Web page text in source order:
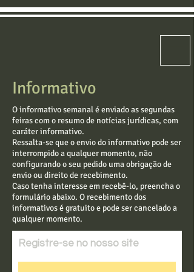
Informativo
O informativo semanal é enviado as segundas
feiras com o resumo de notícias jurídicas, com
caráter informativo.
Ressalta-se que o envio do informativo pode ser
interrompido a qualquer momento, não
configurando o seu pedido uma obrigação de
envio ou direito de recebimento.
Caso tenha interesse em recebê-lo, preencha o
formulário abaixo. O recebimento dos
informativos é gratuito e pode ser cancelado a
qualquer momento.
Registre-se no nosso site